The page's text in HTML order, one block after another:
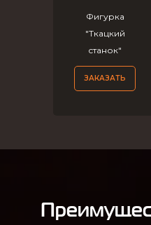
Фигурка
"Ткацкий
станок"
ЗАКАЗАТЬ